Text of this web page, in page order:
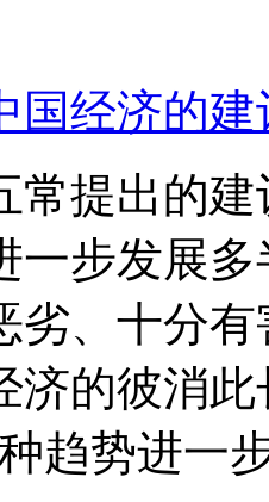
国经济的
常提出的
一步发展
劣、十分
济的彼消
趋势进一